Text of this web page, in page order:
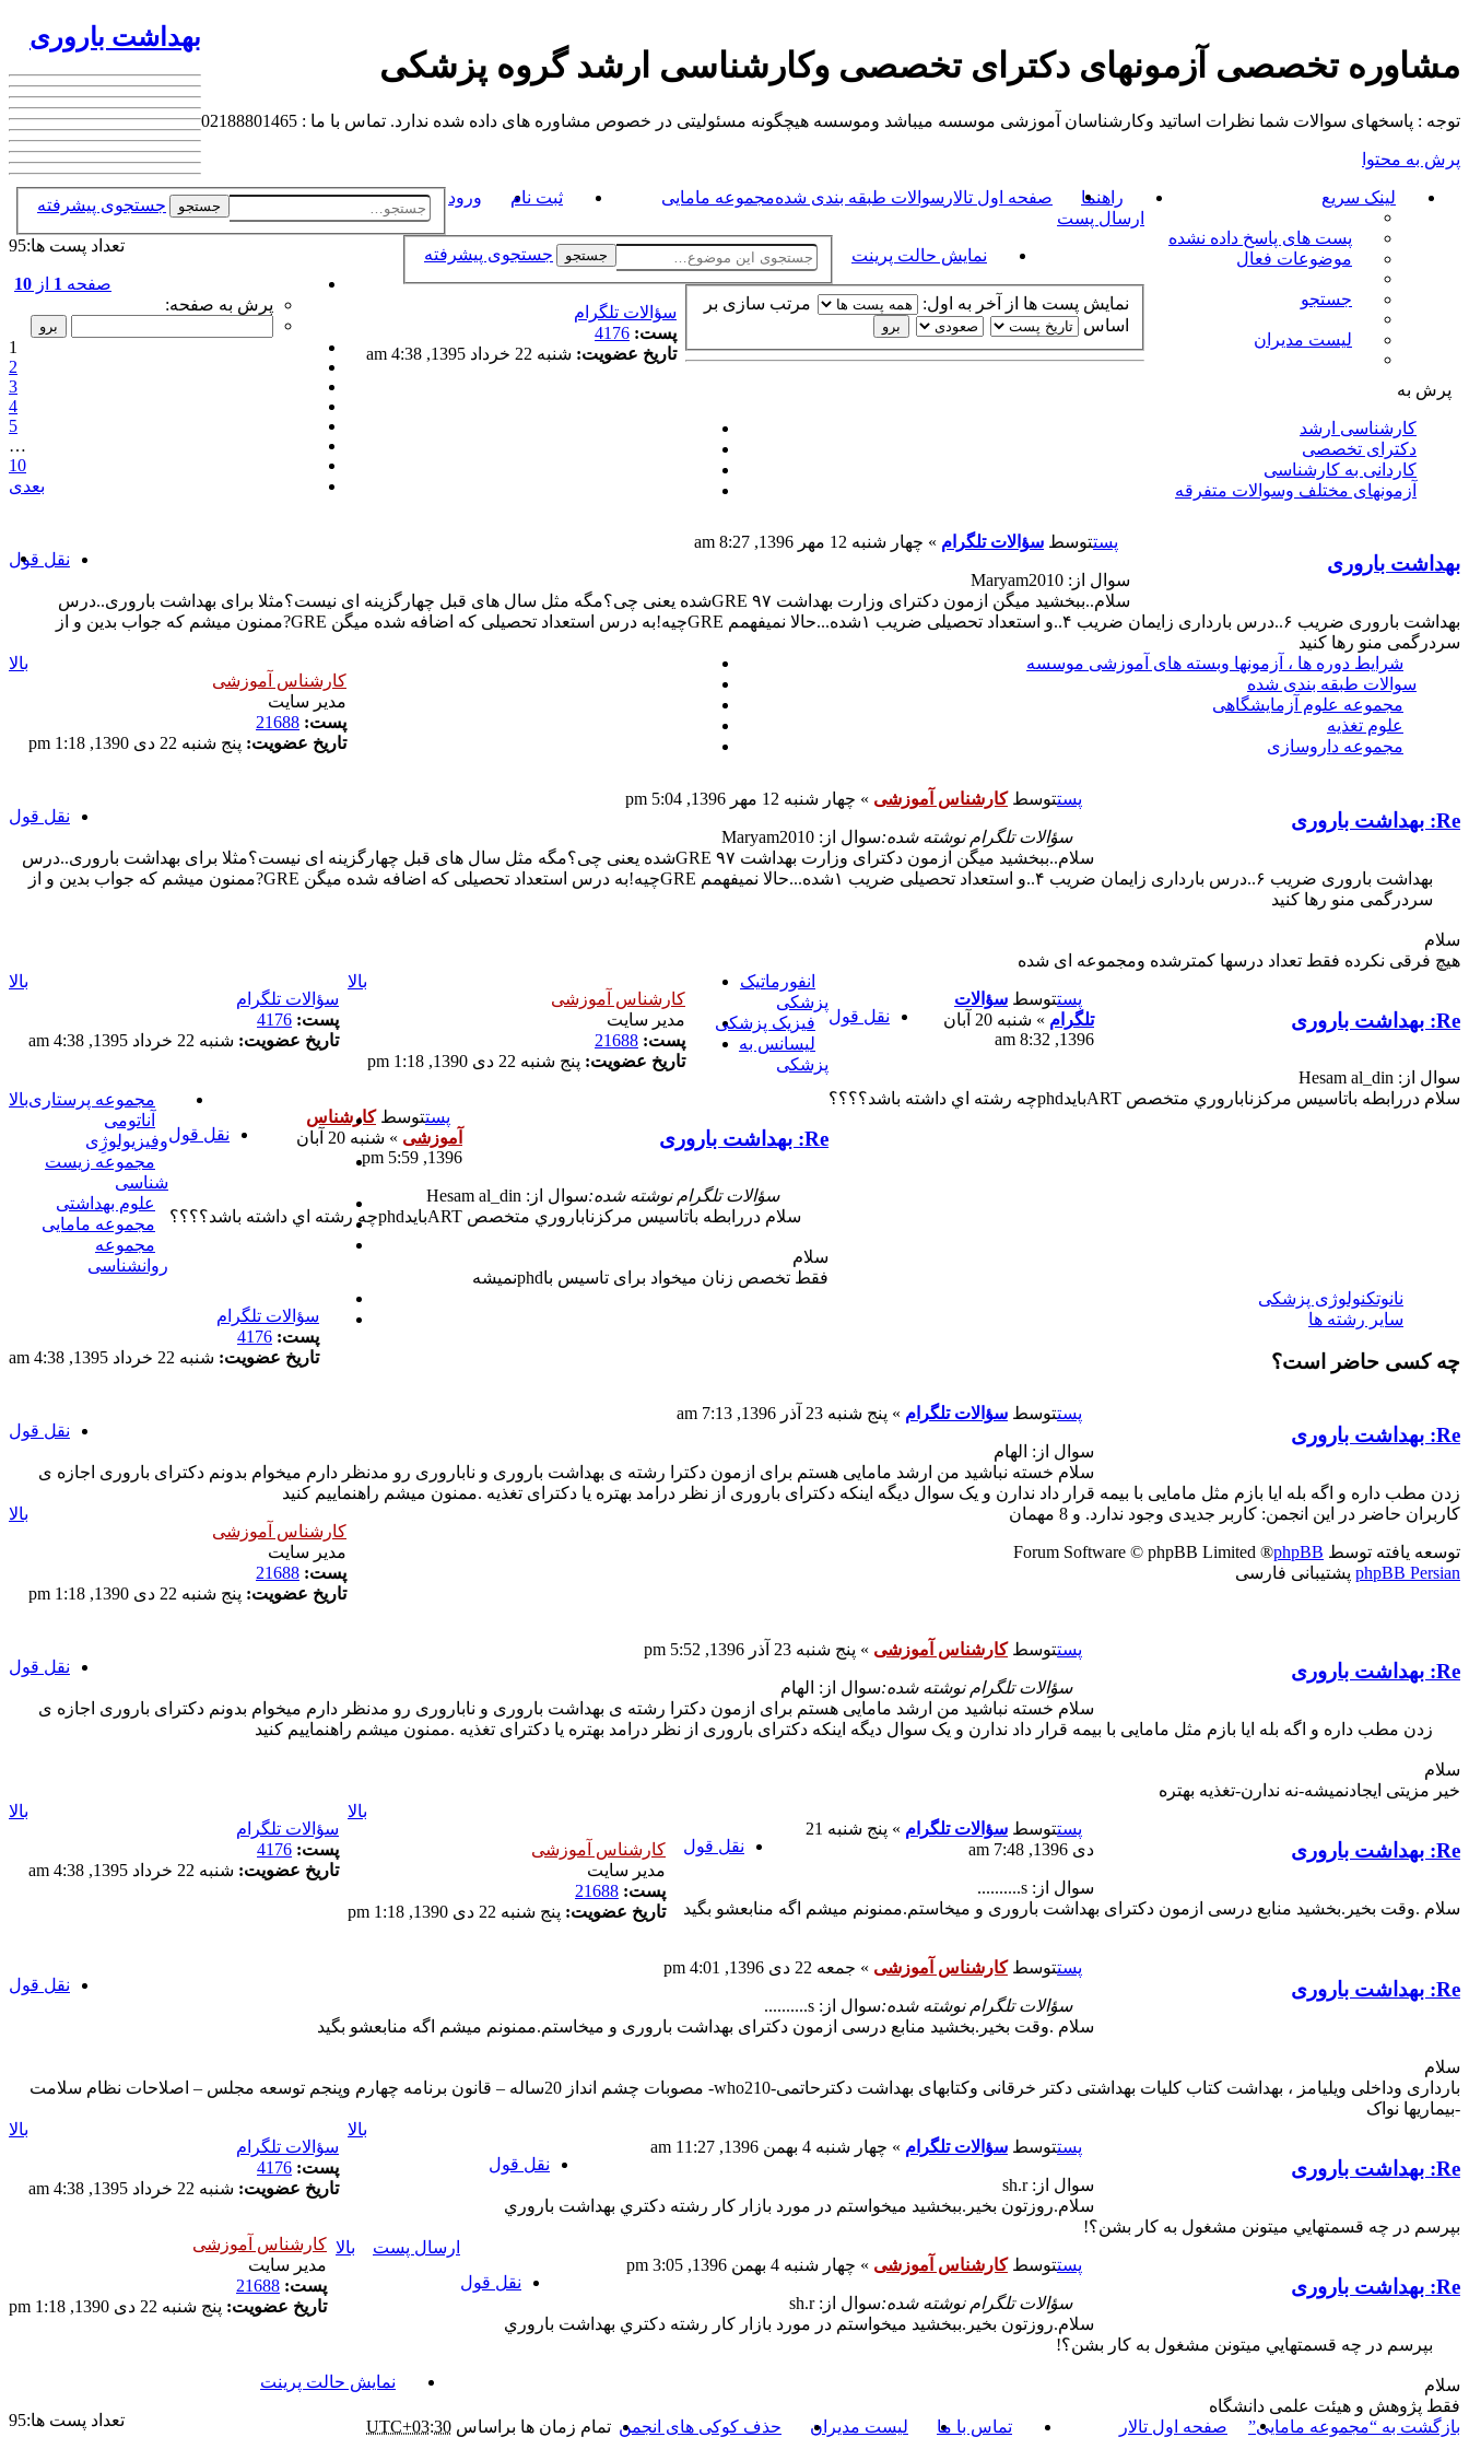
مشاوره تخصصی آزمونهای دکترای تخصصی وکارشناسی ارشد گروه پزشکی
توجه : پاسخهای سوالات شما نظرات اساتید وکارشناسان آموزشی موسسه میباشد وموسسه هیچگونه مسئولیتی در خصوص مشاوره های داده شده ندارد. تماس با ما : 02188801465
پرش به محتوا
جستجو جستجوی پیشرفته لینک سریع
پست های پاسخ داده نشده
موضوعات فعال
جستجو
لیست مدیران
راهنما ورود ثبت نام صفحه اول تالار سوالات طبقه بندی شدهمجموعه مامایی
بهداشت باروری
ارسال پست
نمایش حالت پرینت
جستجو جستجوی پیشرفته تعداد پست ها:95
صفحه 1 از 10
پرش به صفحه:
1
2
3
4
5
…
10
بعدی
سؤالات تلگرام
پست: 4176
تاریخ عضویت: شنبه 22 خرداد 1395, 4:38 am
بهداشت باروری نقل قول
پستتوسط سؤالات تلگرام » چهار شنبه 12 مهر 1396, 8:27 am
سوال از: Maryam2010
سلام..ببخشید میگن ازمون دکترای وزارت بهداشت ۹۷ GREشده یعنی چی؟مگه مثل سال های قبل چهارگزینه ای نیست؟مثلا برای بهداشت باروری..درس
بهداشت باروری ضریب ۶..درس بارداری زایمان ضریب ۴..و استعداد تحصیلی ضریب ۱شده...حالا نمیفهمم GREچیه!به درس استعداد تحصیلی که اضافه شده میگن GRE?ممنون میشم که جواب بدین و از
سردرگمی منو رها کنید
بالا
کارشناس آموزشی
مدیر سایت
پست: 21688
تاریخ عضویت: پنج شنبه 22 دی 1390, 1:18 pm
Re: بهداشت باروری نقل قول
پستتوسطکارشناس آموزشی » چهار شنبه 12 مهر 1396, 5:04 pm
سؤالات تلگرام نوشته شده:سوال از: Maryam2010
سلام..ببخشید میگن ازمون دکترای وزارت بهداشت ۹۷ GREشده یعنی چی؟مگه مثل سال های قبل چهارگزینه ای نیست؟مثلا برای بهداشت باروری..درس
بهداشت باروری ضریب ۶..درس بارداری زایمان ضریب ۴..و استعداد تحصیلی ضریب ۱شده...حالا نمیفهمم GREچیه!به درس استعداد تحصیلی که اضافه شده میگن GRE?ممنون میشم که جواب بدین و از
سردرگمی منو رها کنید
سلام
هیچ فرقی نکرده فقط تعداد درسها کمترشده ومجموعه ای شده
بالا
سؤالات تلگرام
پست: 4176
تاریخ عضویت: شنبه 22 خرداد 1395, 4:38 am
Re: بهداشت باروری نقل قول
پستتوسط سؤالات
تلگرام »
شنبه 20 آبان
1396, 8:32 am
سوال از: Hesam al_din
سلام دررابطه باتاسيس مركزناباروري متخصص ARTبايدphdچه رشته اي داشته باشد؟؟؟؟
بالا
کارشناس آموزشی
مدیر سایت
پست: 21688
تاریخ عضویت: پنج شنبه 22 دی 1390, 1:18 pm
Re: بهداشت باروری نقل قول
پستتوسطکارشناس
آموزشی »
شنبه 20 آبان
1396, 5:59 pm
سؤالات تلگرام نوشته شده:سوال از: Hesam al_din
سلام دررابطه باتاسيس مركزناباروري متخصص ARTبايدphdچه رشته اي داشته باشد؟؟؟؟
سلام
فقط تخصص زنان میخواد برای تاسیس باphdنمیشه
بالا
سؤالات تلگرام
پست: 4176
تاریخ عضویت: شنبه 22 خرداد 1395, 4:38 am
Re: بهداشت باروری نقل قول
پستتوسط سؤالات تلگرام » پنج شنبه 23 آذر 1396, 7:13 am
سوال از: الهام
سلام خسته نباشید من ارشد مامایی هستم برای ازمون دکترا رشته ی بهداشت باروری و ناباروری رو مدنظر دارم میخوام بدونم دکترای باروری اجازه ی
زدن مطب داره و اگه بله ایا بازم مثل مامایی با بیمه قرار داد ندارن و یک سوال دیگه اینکه دکترای باروری از نظر درامد بهتره یا دکترای تغذیه .ممنون میشم راهنماییم کنید
بالا
کارشناس آموزشی
مدیر سایت
پست: 21688
تاریخ عضویت: پنج شنبه 22 دی 1390, 1:18 pm
Re: بهداشت باروری نقل قول
پستتوسطکارشناس آموزشی » پنج شنبه 23 آذر 1396, 5:52 pm
سؤالات تلگرام نوشته شده:سوال از: الهام
سلام خسته نباشید من ارشد مامایی هستم برای ازمون دکترا رشته ی بهداشت باروری و ناباروری رو مدنظر دارم میخوام بدونم دکترای باروری اجازه ی
زدن مطب داره و اگه بله ایا بازم مثل مامایی با بیمه قرار داد ندارن و یک سوال دیگه اینکه دکترای باروری از نظر درامد بهتره یا دکترای تغذیه .ممنون میشم راهنماییم کنید
سلام
خیر مزیتی ایجادنمیشه-نه ندارن-تغذیه بهتره
بالا
سؤالات تلگرام
پست: 4176
تاریخ عضویت: شنبه 22 خرداد 1395, 4:38 am
Re: بهداشت باروری نقل قول
پستتوسط سؤالات تلگرام »
پنج شنبه 21
دی 1396, 7:48 am
سوال از: s..........
سلام .وقت بخیر.بخشید منابع درسی ازمون دکترای بهداشت باروری و میخاستم.ممنونم میشم اگه منابعشو بگید
بالا
کارشناس آموزشی
مدیر سایت
پست: 21688
تاریخ عضویت: پنج شنبه 22 دی 1390, 1:18 pm
Re: بهداشت باروری نقل قول
پستتوسطکارشناس آموزشی » جمعه 22 دی 1396, 4:01 pm
سؤالات تلگرام نوشته شده:سوال از: s..........
سلام .وقت بخیر.بخشید منابع درسی ازمون دکترای بهداشت باروری و میخاستم.ممنونم میشم اگه منابعشو بگید
سلام
بارداری وداخلی ویلیامز ، بهداشت کتاب کلیات بهداشتی دکتر خرقانی وکتابهای بهداشت دکترحاتمی-who210- مصوبات چشم انداز 20ساله – قانون برنامه چهارم وپنجم توسعه مجلس – اصلاحات نظام سلامت
-بیماریها نواک
بالا
سؤالات تلگرام
پست: 4176
تاریخ عضویت: شنبه 22 خرداد 1395, 4:38 am
Re: بهداشت باروری نقل قول
پستتوسط سؤالات تلگرام » چهار شنبه 4 بهمن 1396, 11:27 am
سوال از: sh.r
سلام.روزتون بخير.ببخشيد ميخواستم در مورد بازار كار رشته دكتري بهداشت باروري
بپرسم در چه قسمتهايي ميتونن مشغول به كار بشن؟!
بالا
کارشناس آموزشی
مدیر سایت
پست: 21688
تاریخ عضویت: پنج شنبه 22 دی 1390, 1:18 pm
Re: بهداشت باروری نقل قول
پستتوسطکارشناس آموزشی » چهار شنبه 4 بهمن 1396, 3:05 pm
سؤالات تلگرام نوشته شده:سوال از: sh.r
سلام.روزتون بخير.ببخشيد ميخواستم در مورد بازار كار رشته دكتري بهداشت باروري
بپرسم در چه قسمتهايي ميتونن مشغول به كار بشن؟!
سلام
فقط پژوهش و هیئت علمی دانشگاه
بالا
نمایش پست ها از آخر به اول:
مرتب سازی بر
اساس
ارسال پست
نمایش حالت پرینت
تعداد پست ها:95 بازگشت به “مجموعه مامایی”
پرش به
کارشناسی ارشد
دکترای تخصصی
کاردانی به کارشناسی
آزمونهای مختلف وسوالات متفرقه
شرایط دوره ها ، آزمونها وبسته های آموزشی موسسه
سوالات طبقه بندی شده
مجموعه علوم آزمایشگاهی
علوم تغذیه
مجموعه داروسازی
انفورماتیک
پزشکی
فیزیک پزشکی
لیسانس به
پزشکی
مجموعه پرستاری
آناتومی
وفیزیولوژِی
مجموعه زیست
شناسی
علوم بهداشتی
مجموعه مامایی
مجموعه
روانشناسی
نانوتکنولوژی پزشکی
سایر رشته ها
چه کسی حاضر است؟
کاربران حاضر در این انجمن: کاربر جدیدی وجود ندارد. و 8 مهمان
صفحه اول تالار تمام زمان ها براساس UTC+03:30 حذف کوکی های انجمن لیست مدیران تماس با ما
توسعه یافته توسط phpBB
® Forum Software © phpBB Limited
phpBB Persian پشتیبانی فارسی